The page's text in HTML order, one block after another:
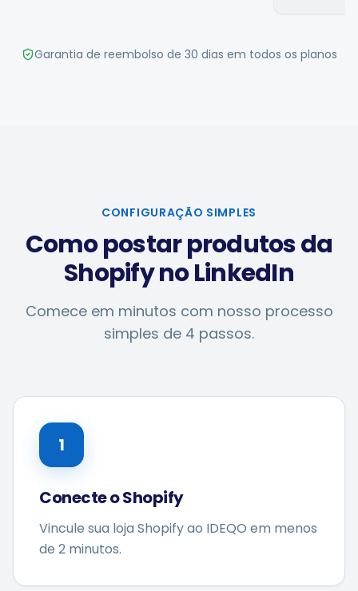
Estratégia de Conteúdo
Garantia de reembolso de 30 dias em todos os planos
CONFIGURAÇÃO SIMPLES
Como postar produtos da
Shopify no LinkedIn
Comece em minutos com nosso processo
simples de 4 passos.
1
Conecte o Shopify
Vincule sua loja Shopify ao IDEQO em menos
de 2 minutos.